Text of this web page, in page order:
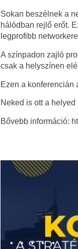
Sokan beszélnek a
hálódban rejlő erőt.
legprofibb
A színpadon zajló
csak a helyszínen
Ezen a konferencián
Neked is ott a helyed
Bővebb információ: